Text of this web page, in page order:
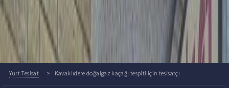
Yurt Tesisat Kavaklıdere doğalgaz kaçağı tespiti için tesisatçı